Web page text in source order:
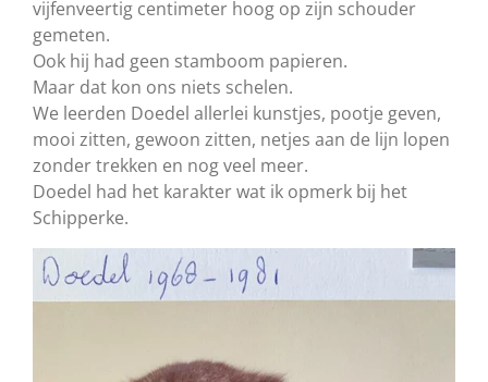
vijfenveertig centimeter hoog op zijn schouder
gemeten.
Ook hij had geen stamboom papieren.
Maar dat kon ons niets schelen.
We leerden Doedel allerlei kunstjes, pootje geven,
mooi zitten, gewoon zitten, netjes aan de lijn lopen
zonder trekken en nog veel meer.
Doedel had het karakter wat ik opmerk bij het
Schipperke.